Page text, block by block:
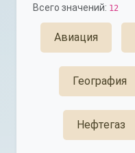
Всего значений: 12
Авиация
География
Нефтегаз